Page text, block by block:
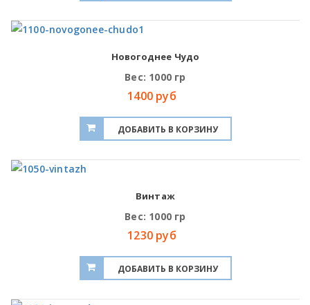
Новогоднее Чудо
Вес: 1000 гр
1400 руб
Винтаж
Вес: 1000 гр
1230 руб